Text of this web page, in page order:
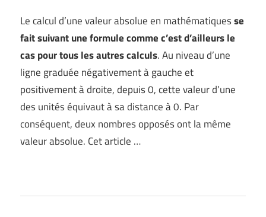
Le calcul d’une valeur absolue en mathématiquesse
fait suivant une formule comme c’est d’ailleurs le
cas pour tous les autres calculs. Au niveau d’une
ligne graduée négativement à gauche et
positivement à droite, depuis 0, cette valeur d’une
des unités équivaut à sa distance à 0. Par
conséquent, deux nombres opposés ont la même
valeur absolue. Cet article …